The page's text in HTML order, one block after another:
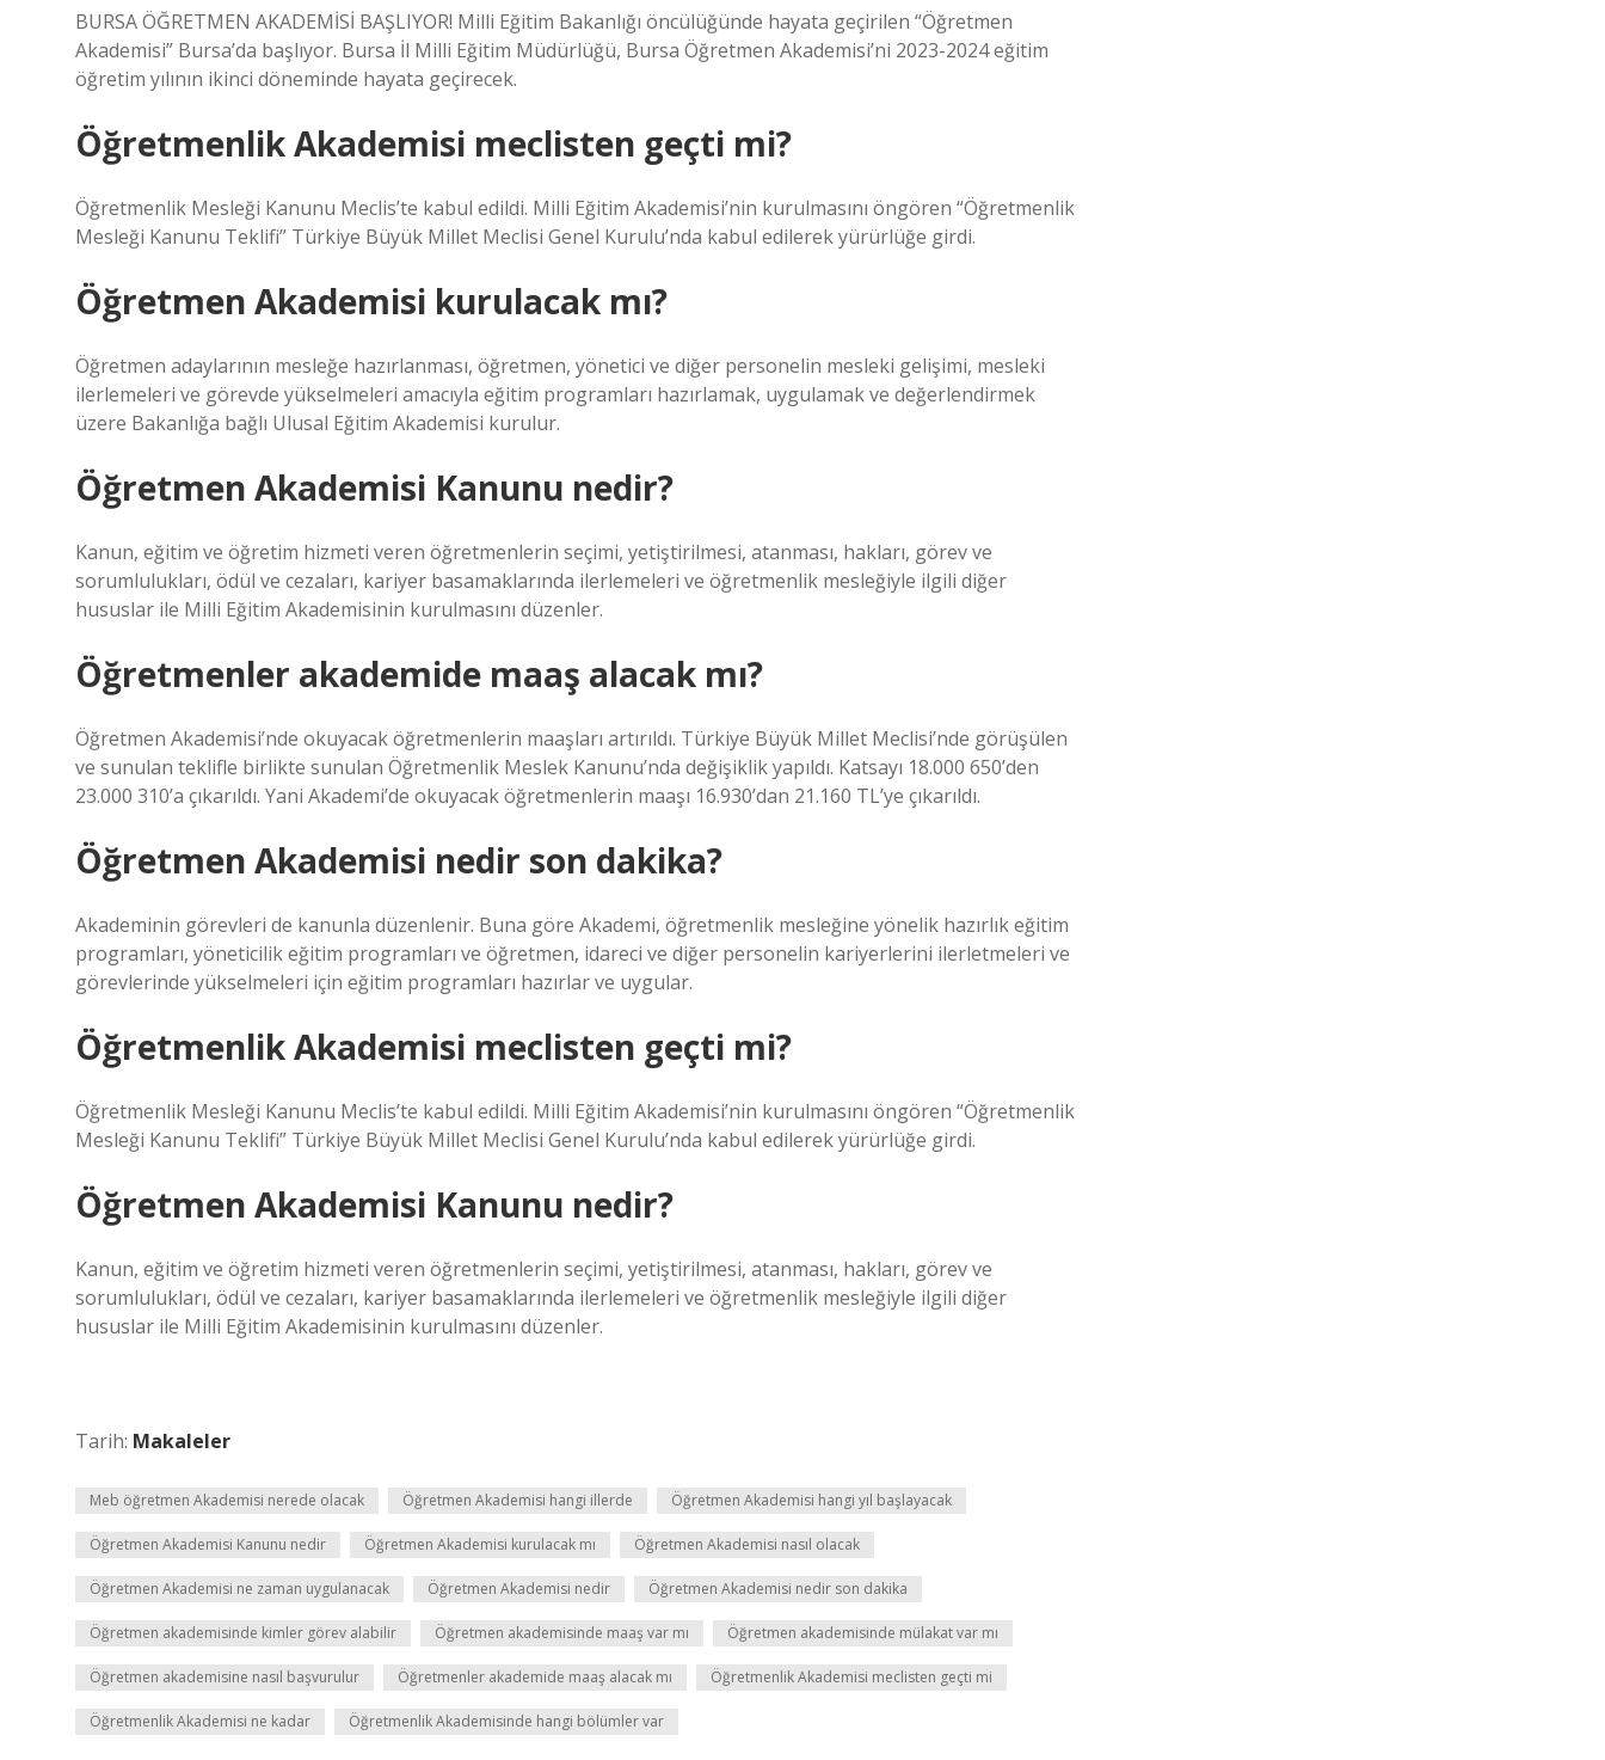
BURSA ÖĞRETMEN AKADEMİSİ BAŞLIYOR! Milli Eğitim Bakanlığı öncülüğünde hayata geçirilen “Öğretmen
Akademisi” Bursa’da başlıyor. Bursa İl Milli Eğitim Müdürlüğü, Bursa Öğretmen Akademisi’ni 2023-2024 eğitim
öğretim yılının ikinci döneminde hayata geçirecek.
Öğretmenlik Akademisi meclisten geçti mi?
Öğretmenlik Mesleği Kanunu Meclis’te kabul edildi. Milli Eğitim Akademisi’nin kurulmasını öngören “Öğretmenlik
Mesleği Kanunu Teklifi” Türkiye Büyük Millet Meclisi Genel Kurulu’nda kabul edilerek yürürlüğe girdi.
Öğretmen Akademisi kurulacak mı?
Öğretmen adaylarının mesleğe hazırlanması, öğretmen, yönetici ve diğer personelin mesleki gelişimi, mesleki
ilerlemeleri ve görevde yükselmeleri amacıyla eğitim programları hazırlamak, uygulamak ve değerlendirmek
üzere Bakanlığa bağlı Ulusal Eğitim Akademisi kurulur.
Öğretmen Akademisi Kanunu nedir?
Kanun, eğitim ve öğretim hizmeti veren öğretmenlerin seçimi, yetiştirilmesi, atanması, hakları, görev ve
sorumlulukları, ödül ve cezaları, kariyer basamaklarında ilerlemeleri ve öğretmenlik mesleğiyle ilgili diğer
hususlar ile Milli Eğitim Akademisinin kurulmasını düzenler.
Öğretmenler akademide maaş alacak mı?
Öğretmen Akademisi’nde okuyacak öğretmenlerin maaşları artırıldı. Türkiye Büyük Millet Meclisi’nde görüşülen
ve sunulan teklifle birlikte sunulan Öğretmenlik Meslek Kanunu’nda değişiklik yapıldı. Katsayı 18.000 650’den
23.000 310’a çıkarıldı. Yani Akademi’de okuyacak öğretmenlerin maaşı 16.930’dan 21.160 TL’ye çıkarıldı.
Öğretmen Akademisi nedir son dakika?
Akademinin görevleri de kanunla düzenlenir. Buna göre Akademi, öğretmenlik mesleğine yönelik hazırlık eğitim
programları, yöneticilik eğitim programları ve öğretmen, idareci ve diğer personelin kariyerlerini ilerletmeleri ve
görevlerinde yükselmeleri için eğitim programları hazırlar ve uygular.
Öğretmenlik Akademisi meclisten geçti mi?
Öğretmenlik Mesleği Kanunu Meclis’te kabul edildi. Milli Eğitim Akademisi’nin kurulmasını öngören “Öğretmenlik
Mesleği Kanunu Teklifi” Türkiye Büyük Millet Meclisi Genel Kurulu’nda kabul edilerek yürürlüğe girdi.
Öğretmen Akademisi Kanunu nedir?
Kanun, eğitim ve öğretim hizmeti veren öğretmenlerin seçimi, yetiştirilmesi, atanması, hakları, görev ve
sorumlulukları, ödül ve cezaları, kariyer basamaklarında ilerlemeleri ve öğretmenlik mesleğiyle ilgili diğer
hususlar ile Milli Eğitim Akademisinin kurulmasını düzenler.
Tarih: Makaleler
Meb öğretmen Akademisi nerede olacak Öğretmen Akademisi hangi illerde Öğretmen Akademisi hangi yıl başlayacak
Öğretmen Akademisi Kanunu nedir Öğretmen Akademisi kurulacak mı Öğretmen Akademisi nasıl olacak
Öğretmen Akademisi ne zaman uygulanacak Öğretmen Akademisi nedir Öğretmen Akademisi nedir son dakika
Öğretmen akademisinde kimler görev alabilir Öğretmen akademisinde maaş var mı Öğretmen akademisinde mülakat var mı
Öğretmen akademisine nasıl başvurulur Öğretmenler akademide maaş alacak mı Öğretmenlik Akademisi meclisten geçti mi
Öğretmenlik Akademisi ne kadar Öğretmenlik Akademisinde hangi bölümler var